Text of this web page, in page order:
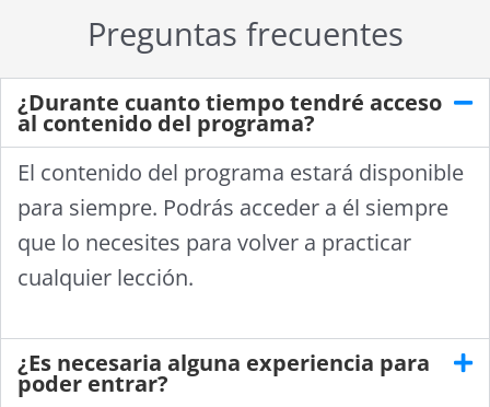
Preguntas frecuentes
¿Durante cuanto tiempo tendré acceso
al contenido del programa?
El contenido del programa estará disponible
para siempre. Podrás acceder a él siempre
que lo necesites para volver a practicar
cualquier lección.
¿Es necesaria alguna experiencia para
poder entrar?